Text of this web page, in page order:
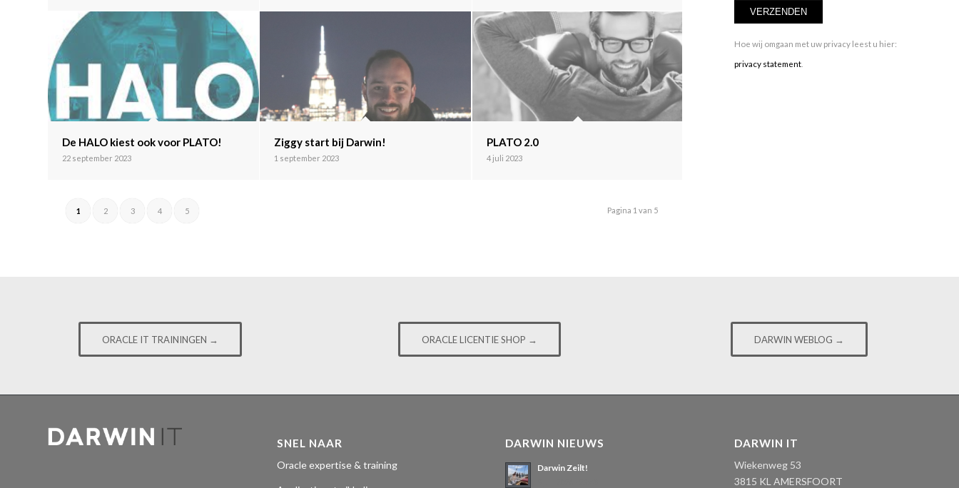
De HALO kiest ook voor PLATO!
22 september 2023
Ziggy start bij Darwin!
1 september 2023
PLATO 2.0
4 juli 2023
Pagina 1 van 5
1 2 3 4 5
Hoe wij omgaan met uw privacy leest u hier:
privacy statement.
ORACLE IT TRAININGEN → ORACLE LICENTIE SHOP → DARWIN WEBLOG →
SNEL NAAR
Oracle expertise & training
DARWIN NIEUWS
Darwin Zeilt!
DARWIN IT
Wiekenweg 53
3815 KL AMERSFOORT